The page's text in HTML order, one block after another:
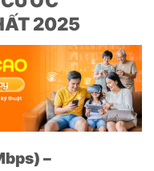
2025
–